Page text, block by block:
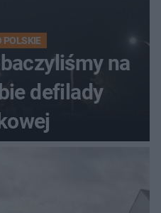
POLSKIE
na
defilady